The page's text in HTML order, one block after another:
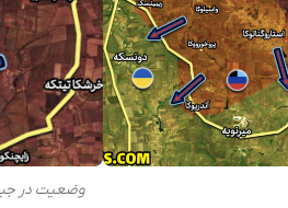
وضعیت در